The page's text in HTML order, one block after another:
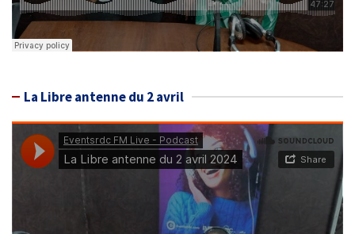
La Libre antenne du 2 avril